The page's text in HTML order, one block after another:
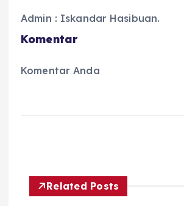
Admin : Iskandar Hasibuan.
Komentar
Komentar Anda
Related Posts